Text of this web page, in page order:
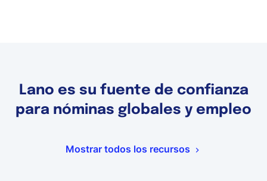
Lano es su fuente de confianza
para nóminas globales y empleo
Mostrar todos los recursos